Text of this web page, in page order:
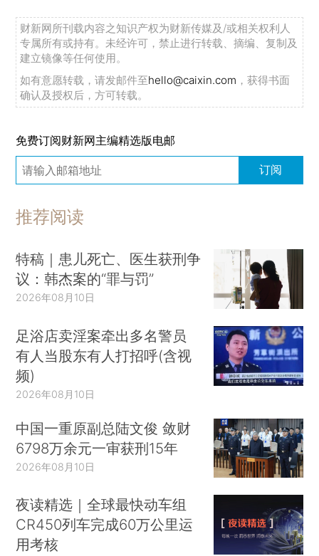
财新网所刊载内容之知识产权为财新传媒及/或相关权利人
专属所有或持有。未经许可，禁止进行转载、摘编、复制及
建立镜像等任何使用。
如有意愿转载，请发邮件至hello@caixin.com ，获得书面
确认及授权后，方可转载。
免费订阅财新网主编精选版电邮
订阅
推荐阅读
特稿｜患儿死亡、医生获刑争
议：韩杰案的“罪与罚”
2026年08月10日
足浴店卖淫案牵出多名警员
有人当股东有人打招呼(含视
频)
2026年08月10日
中国一重原副总陆文俊 敛财
6798万余元一审获刑15年
2026年08月10日
夜读精选｜全球最快动车组
CR450列车完成60万公里运
用考核